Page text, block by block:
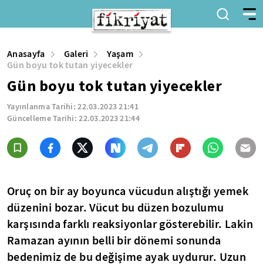
Anasayfa Galeri
Yaşam
Gün boyu tok tutan yiyecekler
Gün boyu tok tutan yiyecekler
Yayınlanma Tarihi:22.03.2023 21:41
Güncelleme Tarihi:22.03.2023 21:44
Oruç on bir ay boyunca vücudun alıştığı yemek
düzenini bozar. Vücut bu düzen bozulumu
karşısında farklı reaksiyonlar gösterebilir. Lakin
Ramazan ayının belli bir dönemi sonunda
bedenimiz de bu değişime ayak uydurur. Uzun